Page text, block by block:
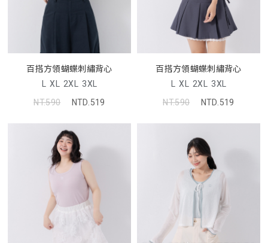
百搭方領蝴蝶刺繡背心
L XL 2XL 3XL
NT.590
NTD.519
百搭方領蝴蝶刺繡背心
L XL 2XL 3XL
NT.590
NTD.519